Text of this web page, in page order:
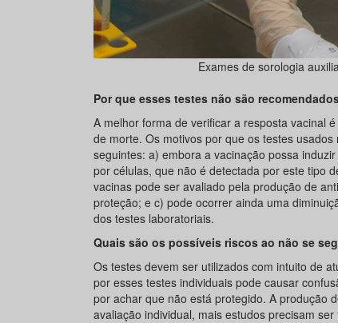
Exames de sorologia
Por que esses testes não são
A melhor forma de verificar a resposta vacinal
de morte. Os motivos por que os testes
seguintes: a) embora a vacinação possa
por células, que não é detectada por este tipo
vacinas pode ser avaliado pela produção de
proteção; e c) pode ocorrer ainda uma
dos testes laboratoriais.
Quais são os possíveis riscos ao não se
Os testes devem ser utilizados com intuito de
por esses testes individuais pode causar
por achar que não está protegido. A produção
avaliação individual, mais estudos precisam ser